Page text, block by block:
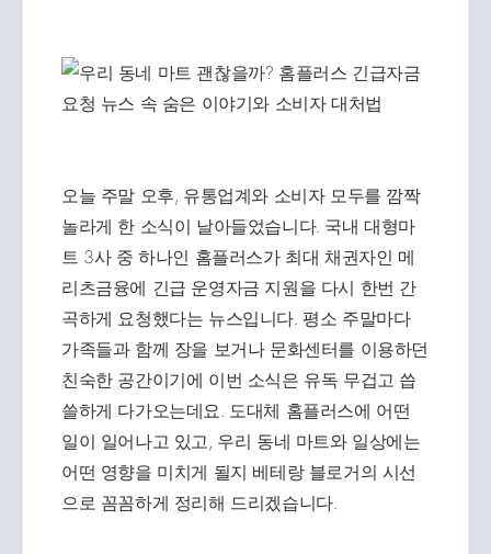
오늘 주말 오후, 유통업계와 소비자 모두를 깜짝
놀라게 한 소식이 날아들었습니다. 국내 대형마
트 3사 중 하나인 홈플러스가 최대 채권자인 메
리츠금융에 긴급 운영자금 지원을 다시 한번 간
곡하게 요청했다는 뉴스입니다. 평소 주말마다
가족들과 함께 장을 보거나 문화센터를 이용하던
친숙한 공간이기에 이번 소식은 유독 무겁고 씁
쓸하게 다가오는데요. 도대체 홈플러스에 어떤
일이 일어나고 있고, 우리 동네 마트와 일상에는
어떤 영향을 미치게 될지 베테랑 블로거의 시선
으로 꼼꼼하게 정리해 드리겠습니다.